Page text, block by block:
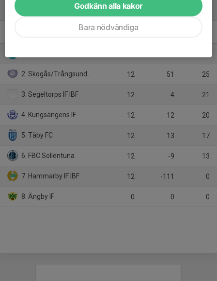
Tabell
2. Skogås/Trångsunds IBK 12 51 25
3. Segeltorps IF IBF 12 4 21
4. Kungsängens IF 12 12 20
5. Täby FC 12 13 17
6. FBC Sollentuna 12 -9 13
7. Hammarby IF IBF 12 -111 0
8. Ängby IF 0 0 0
Godkänn alla kakor
Bara nödvändiga